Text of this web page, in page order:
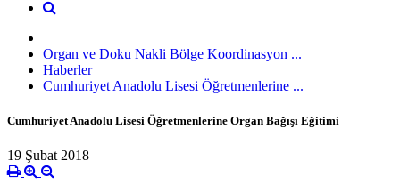
Organ ve Doku Nakli Bölge Koordinasyon ...
Haberler
Cumhuriyet Anadolu Lisesi Öğretmenlerine ...
Cumhuriyet Anadolu Lisesi Öğretmenlerine Organ Bağışı Eğitimi
19 Şubat 2018